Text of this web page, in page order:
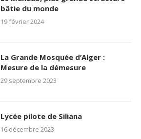
bâtie du monde
19 février 2024
La Grande Mosquée d’Alger :
Mesure de la démesure
29 septembre 2023
Lycée pilote de Siliana
16 décembre 2023